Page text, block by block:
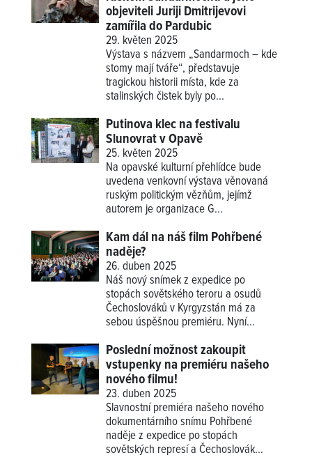
objeviteli Juriji Dmitrijevovi
zamířila do Pardubic
29. květen 2025
Výstava s názvem „Sandarmoch – kde
stomy mají tváře“, představuje
tragickou historii místa, kde za
stalinských čistek byly po...
Putinova klec na festivalu
Slunovrat v Opavě
25. květen 2025
Na opavské kulturní přehlídce bude
uvedena venkovní výstava věnovaná
ruským politickým vězňům, jejímž
autorem je organizace G...
Kam dál na náš film Pohřbené
naděje?
26. duben 2025
Náš nový snímek z expedice po
stopách sovětského teroru a osudů
Čechoslováků v Kyrgyzstán má za
sebou úspěšnou premiéru. Nyní...
Poslední možnost zakoupit
vstupenky na premiéru našeho
nového filmu!
23. duben 2025
Slavnostní premiéra našeho nového
dokumentárního snímu Pohřbené
naděje z expedice po stopách
sovětských represí a Čechoslovák...